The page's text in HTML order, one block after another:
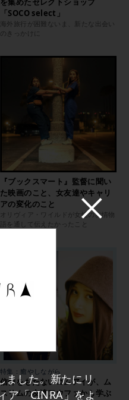
ました。新たにリ
ア「CINRA」をよ
「SOCO select」
海外旅行が困難ないま、新たな出会い
のきっかけに
『ブックスマート』監督に聞い
た映画のこと、女友達やキャリ
アの変化のこと
オリヴィア・ワイルドが女性の友情物
語を通して伝えたかったこと
特集：癒やしながら
信仰をもたないコムアイが、ム
スリムの友達アウファから学ぶ